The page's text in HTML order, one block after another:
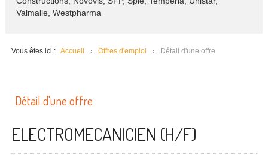
Valmalle, Westpharma
Vous êtes ici : Accueil Offres d'emploi Détail d'une offre
Détail d'une offre
ELECTROMECANICIEN (H/F)